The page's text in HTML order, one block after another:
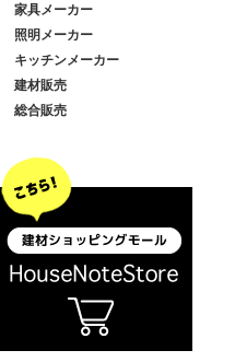
家具メーカー
照明メーカー
キッチンメーカー
建材販売
総合販売